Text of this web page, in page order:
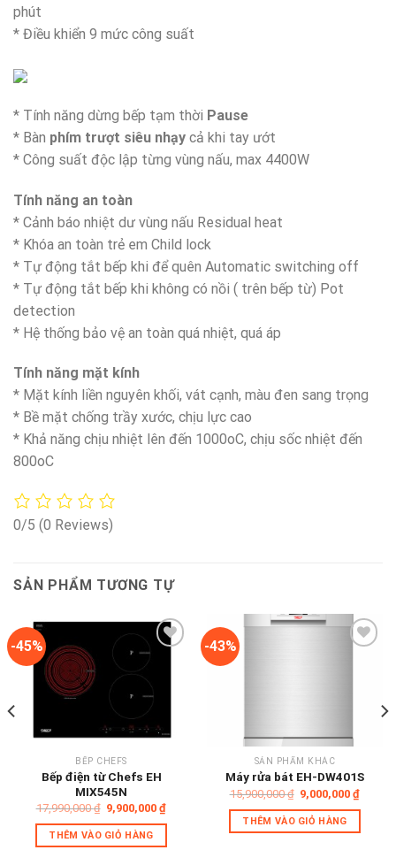
phút
* Điều khiển 9 mức công suất
* Tính năng dừng bếp tạm thời Pause
* Bàn phím trượt siêu nhạy cả khi tay ướt
* Công suất độc lập từng vùng nấu, max 4400W
Tính năng an toàn
* Cảnh báo nhiệt dư vùng nấu Residual heat
* Khóa an toàn trẻ em Child lock
* Tự động tắt bếp khi để quên Automatic switching off
* Tự động tắt bếp khi không có nồi ( trên bếp từ) Pot
detection
* Hệ thống bảo vệ an toàn quá nhiệt, quá áp
Tính năng mặt kính
* Mặt kính liền nguyên khối, vát cạnh, màu đen sang trọng
* Bề mặt chống trầy xước, chịu lực cao
* Khả năng chịu nhiệt lên đến 1000oC, chịu sốc nhiệt đến
800oC
0/5 (0 Reviews)
SẢN PHẨM TƯƠNG TỰ
-45%
Add to
BẾP CHEFS
Bếp điện từ Chefs EH
MIX545N
17,990,000₫ Giá
gốc
là:
17,990,000 ₫.
9,900,000₫Giá
THÊM VÀO GIỎ HÀNG
-43%
SẢN PHẨM KHÁC
Máy rửa bát EH-DW401S
15,900,000₫ Giá
gốc
là:
15,900,000 ₫.
9,000,000₫Giá
THÊM VÀO GIỎ HÀNG